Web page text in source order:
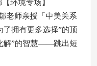
环境专场】
师亲授「中美关系
拥有更多选择”的顶
解”的智慧——跳出短